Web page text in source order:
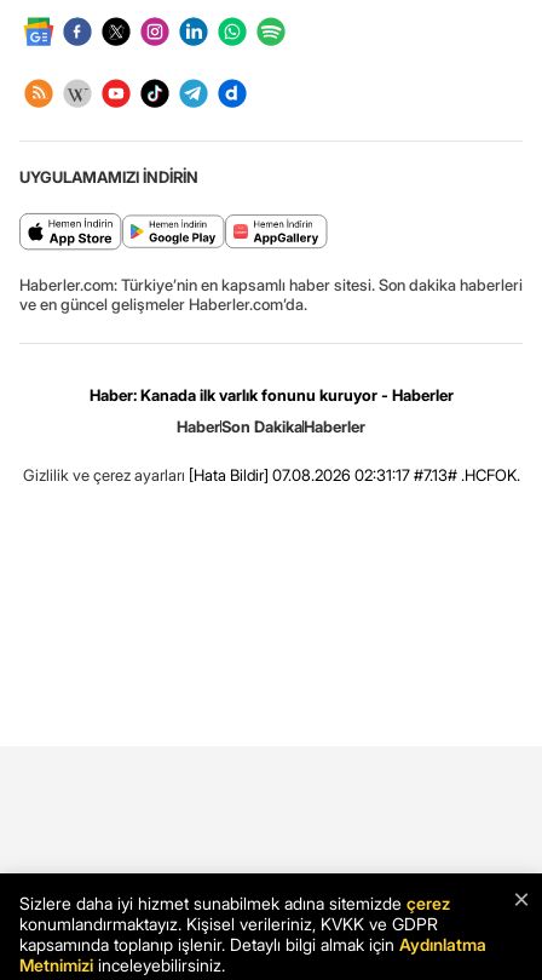
UYGULAMAMIZI İNDİRİN
Haberler.com: Türkiye’nin en kapsamlı haber sitesi. Son dakika haberleri
ve en güncel gelişmeler Haberler.com’da.
Haber: Kanada ilk varlık fonunu kuruyor - Haberler
HaberSon DakikaHaberler
Gizlilik ve çerez ayarları [Hata Bildir] 07.08.2026 02:31:17 #7.13# .HCFOK.
×
Sizlere daha iyi hizmet sunabilmek adına sitemizde çerez
konumlandırmaktayız. Kişisel verileriniz, KVKK ve GDPR
kapsamında toplanıp işlenir. Detaylı bilgi almak için Aydınlatma
Metnimizi inceleyebilirsiniz.